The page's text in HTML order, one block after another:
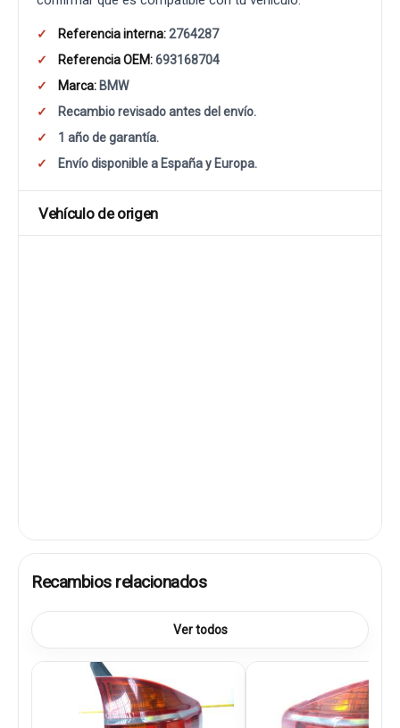
Referencia interna:2764287
Referencia OEM:693168704
Marca: BMW
Recambio revisado antes del envío.
1 año de garantía.
Envío disponible a España y Europa.
Vehículo de origen
Recambios relacionados
Ver todos